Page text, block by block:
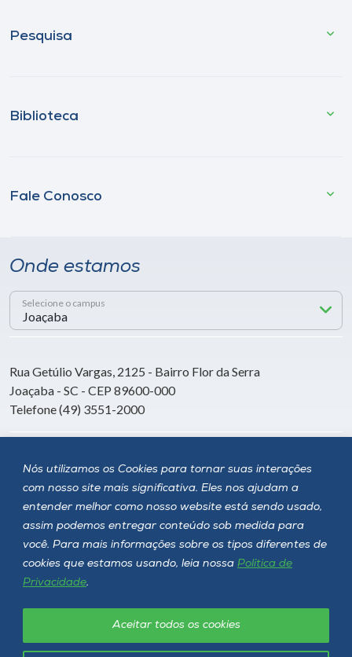
Nós utilizamos os Cookies para tornar suas interações
com nosso site mais significativa. Eles nos ajudam a
entender melhor como nosso website está sendo usado,
assim podemos entregar conteúdo sob medida para
você. Para mais informações sobre os tipos diferentes de
cookies que estamos usando, leia nossa Política de
Privacidade.
Aceitar todos os cookies
Pesquisa
Biblioteca
Fale Conosco
Onde estamos
Selecione o campus
Rua Getúlio Vargas, 2125 - Bairro Flor da Serra
Joaçaba - SC - CEP 89600-000
Telefone (49) 3551-2000
Siga a Unoesc
Política de privacidade LGPD